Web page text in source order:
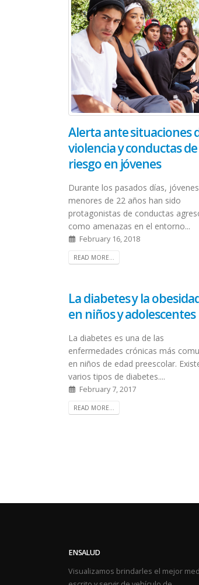
Alerta ante situaciones
violencia y conductas de
riesgo en jóvenes
Durante los pasados días, jóvenes
menores de 22 años han sido
protagonistas de conductas
como amenazas en el entorno...
February 16, 2018
READ MORE...
La diabetes y la
en niños y adolescentes
La diabetes es una de las
enfermedades crónicas más
en niños de edad preescolar.
varios tipos de diabetes....
February 7, 2017
READ MORE...
ENSALUD
Visualizamos brindarles el mejor